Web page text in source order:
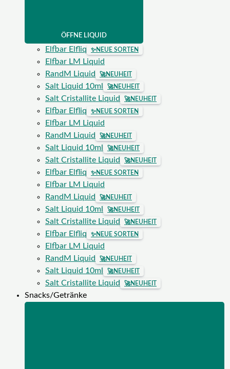
ÖFFNE LIQUID
Elfbar Elfliq ✨NEUE SORTEN
Elfbar LM Liquid
RandM Liquid
🚀NEUHEIT
Salt Liquid 10ml 🚀NEUHEIT
Salt Cristallite Liquid 🚀NEUHEIT
Elfbar Elfliq ✨NEUE SORTEN
Elfbar LM Liquid
RandM Liquid
🚀NEUHEIT
Salt Liquid 10ml 🚀NEUHEIT
Salt Cristallite Liquid 🚀NEUHEIT
Elfbar Elfliq ✨NEUE SORTEN
Elfbar LM Liquid
RandM Liquid
🚀NEUHEIT
Salt Liquid 10ml 🚀NEUHEIT
Salt Cristallite Liquid 🚀NEUHEIT
Elfbar Elfliq ✨NEUE SORTEN
Elfbar LM Liquid
RandM Liquid
🚀NEUHEIT
Salt Liquid 10ml 🚀NEUHEIT
Salt Cristallite Liquid 🚀NEUHEIT
Snacks/Getränke